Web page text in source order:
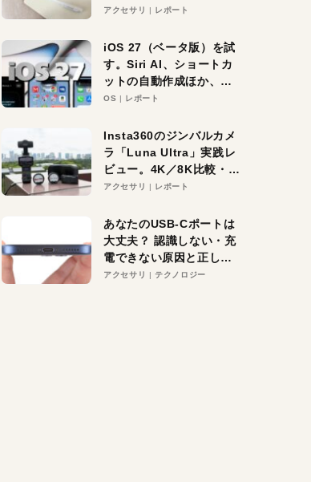
ェイ」レビュー。持ち替
アクセサリ レポート
iOS 27（ベータ版）を試
す。Siri AI、ショートカ
ットの自動作成ほか、期
待大の便利機能5選。
る未来はすぐそこ！
OS レポート
Insta360のジンバルカメ
ラ「Luna Ultra」実践レ
ビュー。4K／8K比較・ズ
ーム・夜間撮影をチェッ
アクセサリ レポート
あなたのUSB-Cポートは
大丈夫？ 認識しない・充
電できない原因と正しい
対策
アクセサリ テクノロジー